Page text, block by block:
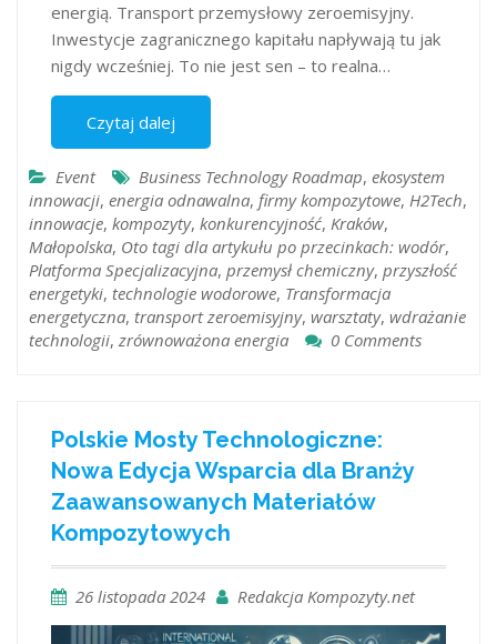
energią. Transport przemysłowy zeroemisyjny.
Inwestycje zagranicznego kapitału napływają tu jak
nigdy wcześniej. To nie jest sen – to realna…
Czytaj dalej
Event Business Technology Roadmap, ekosystem
innowacji, energia odnawalna, firmy kompozytowe, H2Tech,
innowacje, kompozyty, konkurencyjność, Kraków,
Małopolska, Oto tagi dla artykułu po przecinkach: wodór,
Platforma Specjalizacyjna, przemysł chemiczny, przyszłość
energetyki, technologie wodorowe, Transformacja
energetyczna, transport zeroemisyjny, warsztaty, wdrażanie
technologii​​​​​​​​​​​​​​​​, zrównoważona energia 0 Comments
Polskie Mosty Technologiczne:
Nowa Edycja Wsparcia dla Branży
Zaawansowanych Materiałów
Kompozytowych
26 listopada 2024 Redakcja Kompozyty.net